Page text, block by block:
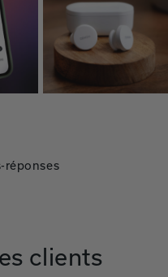
réponses
clients